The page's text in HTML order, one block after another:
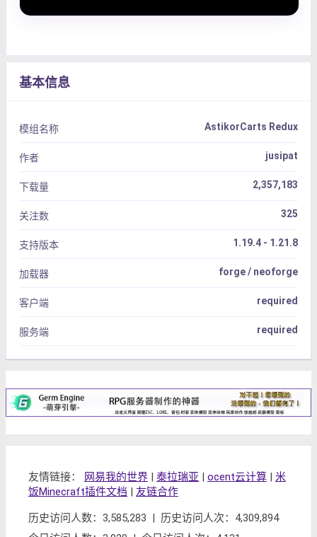
基本信息
模组名称 AstikorCarts Redux
作者 jusipat
下载量 2,357,183
关注数 325
支持版本 1.19.4 - 1.21.8
加载器 forge / neoforge
客户端 required
服务端 required
友情链接： 网易我的世界 | 泰拉瑞亚 | ocent云计算 | 米
饭Minecraft插件文档 | 友链合作
历史访问人数：3,585,283 | 历史访问人次：4,309,894